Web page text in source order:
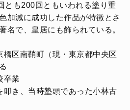
とも200回ともいわれる塗り重
加減に成功した作品が特徴とさ
名で、皇居にも飾られている。
橋区南鞘町（現・東京都中央区
卒業
叩き、当時塾頭であった小林古